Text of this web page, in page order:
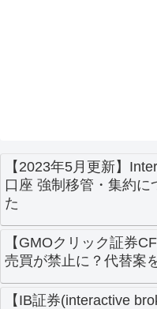
【2023年5月更新】
口座 強制移管・集約
た
【GMOクリック証券
売買が禁止に？代替案
【IB証券(interactive